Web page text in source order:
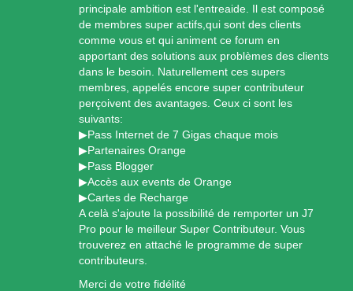
principale ambition est l'entreaide. Il est composé
de membres super actifs,qui sont des clients
comme vous et qui animent ce forum en
apportant des solutions aux problèmes des clients
dans le besoin. Naturellement ces supers
membres, appelés encore super contributeur
perçoivent des avantages. Ceux ci sont les
suivants:
▶Pass Internet de 7 Gigas chaque mois
▶Partenaires Orange
▶Pass Blogger
▶Accès aux events de Orange
▶Cartes de Recharge
A celà s'ajoute la possibilité de remporter un J7
Pro pour le meilleur Super Contributeur. Vous
trouverez en attaché le programme de super
contributeurs.
Merci de votre fidélité